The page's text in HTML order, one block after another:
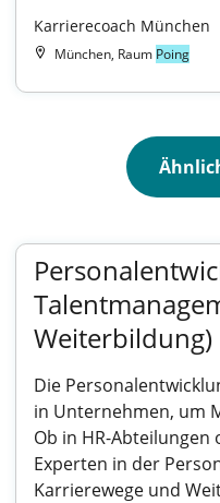
Karrierecoach München
München, Raum Poing
Weiterbildung)
Die
in Unternehmen, um
Ob in HR-
Experten in der
Karrierewege und